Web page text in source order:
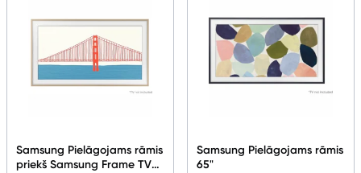
Samsung Pielāgojams rāmis
priekš Samsung Frame TV
Samsung Pielāgojams rāmis
65"